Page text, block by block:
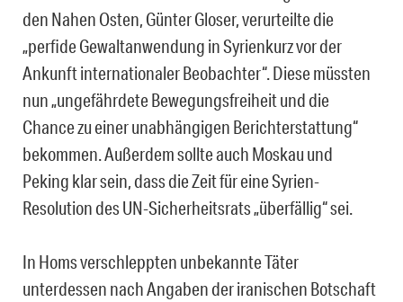
den Nahen Osten, Günter Gloser, verurteilte die
„perfide Gewaltanwendung in Syrienkurz vor der
Ankunft internationaler Beobachter“. Diese müssten
nun „ungefährdete Bewegungsfreiheit und die
Chance zu einer unabhängigen Berichterstattung“
bekommen. Außerdem sollte auch Moskau und
Peking klar sein, dass die Zeit für eine Syrien-
Resolution des UN-Sicherheitsrats „überfällig“ sei.
In Homs verschleppten unbekannte Täter
unterdessen nach Angaben der iranischen Botschaft